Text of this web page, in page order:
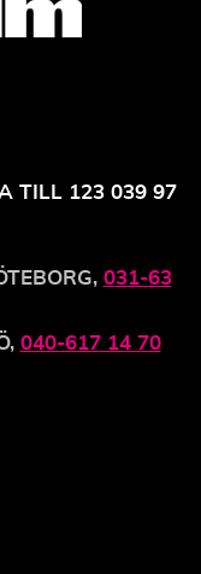
TILL 123 039 97
031-63
040-617 14 70